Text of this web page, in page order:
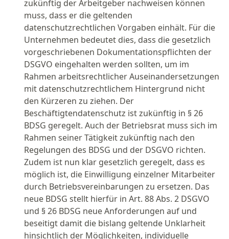
zukünftig der Arbeitgeber nachweisen können
muss, dass er die geltenden
datenschutzrechtlichen Vorgaben einhält. Für die
Unternehmen bedeutet dies, dass die gesetzlich
vorgeschriebenen Dokumentationspflichten der
DSGVO eingehalten werden sollten, um im
Rahmen arbeitsrechtlicher Auseinandersetzungen
mit datenschutzrechtlichem Hintergrund nicht
den Kürzeren zu ziehen. Der
Beschäftigtendatenschutz ist zukünftig in § 26
BDSG geregelt. Auch der Betriebsrat muss sich im
Rahmen seiner Tätigkeit zukünftig nach den
Regelungen des BDSG und der DSGVO richten.
Zudem ist nun klar gesetzlich geregelt, dass es
möglich ist, die Einwilligung einzelner Mitarbeiter
durch Betriebsvereinbarungen zu ersetzen. Das
neue BDSG stellt hierfür in Art. 88 Abs. 2 DSGVO
und § 26 BDSG neue Anforderungen auf und
beseitigt damit die bislang geltende Unklarheit
hinsichtlich der Möglichkeiten, individuelle